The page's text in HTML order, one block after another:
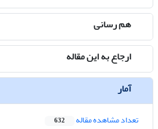
هم رسانی
ارجاع به این مقاله
آمار
تعداد مشاهده مقاله 632